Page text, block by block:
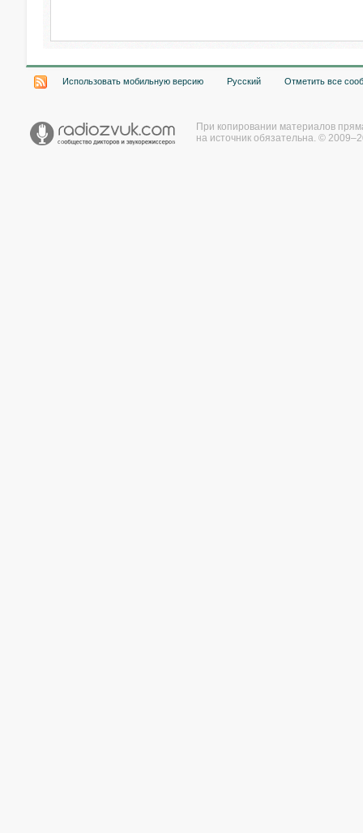
Использовать мобильную версию Русский Отметить все
При копировании материалов
на источник обязательна. ©